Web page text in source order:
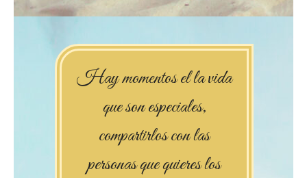
Hay momentos el la vida
que son especiales,
compartirlos con las
personas que quieres los